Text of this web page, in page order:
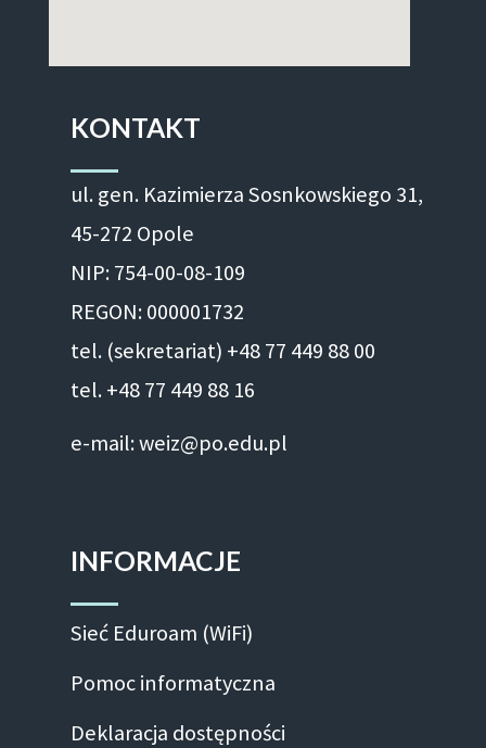
KONTAKT
ul. gen. Kazimierza Sosnkowskiego 31,
45-272 Opole
NIP: 754-00-08-109
REGON: 000001732
tel. (sekretariat) +48 77 449 88 00
tel. +48 77 449 88 16
e-mail: weiz@po.edu.pl
INFORMACJE
Sieć Eduroam (WiFi)
Pomoc informatyczna
Deklaracja dostępności